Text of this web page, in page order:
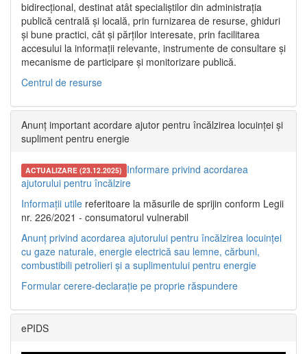
bidirecțional, destinat atât specialiștilor din administrația
publică centrală și locală, prin furnizarea de resurse, ghiduri
și bune practici, cât și părților interesate, prin facilitarea
accesului la informații relevante, instrumente de consultare și
mecanisme de participare și monitorizare publică.
Centrul de resurse
Anunț important acordare ajutor pentru încălzirea locuinței și
supliment pentru energie
ACTUALIZARE (23.12.2025) Informare privind acordarea
ajutorului pentru încălzire
Informații utile referitoare la măsurile de sprijin conform Legii
nr. 226/2021 - consumatorul vulnerabil
Anunț privind acordarea ajutorului pentru încălzirea locuinței
cu gaze naturale, energie electrică sau lemne, cărbuni,
combustibili petrolieri și a suplimentului pentru energie
Formular cerere-declarație pe proprie răspundere
ePIDS